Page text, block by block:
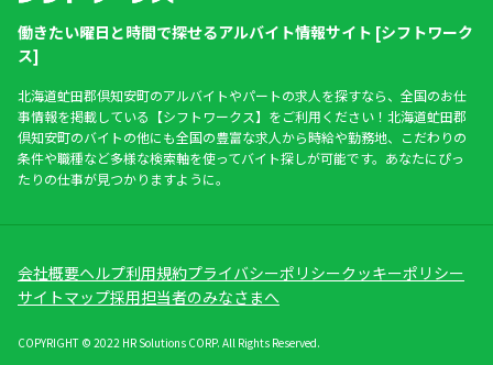
働きたい曜日と時間で探せるアルバイト情報サイト [シフトワーク
ス]
北海道虻田郡倶知安町のアルバイトやパートの求人を探すなら、全国のお仕
事情報を掲載している【シフトワークス】をご利用ください！北海道虻田郡
倶知安町のバイトの他にも全国の豊富な求人から時給や勤務地、こだわりの
条件や職種など多様な検索軸を使ってバイト探しが可能です。あなたにぴっ
たりの仕事が見つかりますように。
会社概要ヘルプ利用規約プライバシーポリシークッキーポリシー
サイトマップ採用担当者のみなさまへ
COPYRIGHT © 2022 HR Solutions CORP. All Rights Reserved.